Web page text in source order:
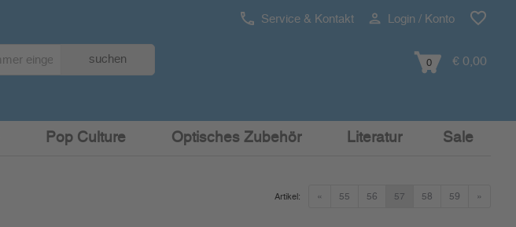
Service & Kontakt Login / Konto
suchen 0 € 0,00
Pop Culture Optisches Zubehör Literatur Sale
« 55 56 57 58 59 »
Artikel: